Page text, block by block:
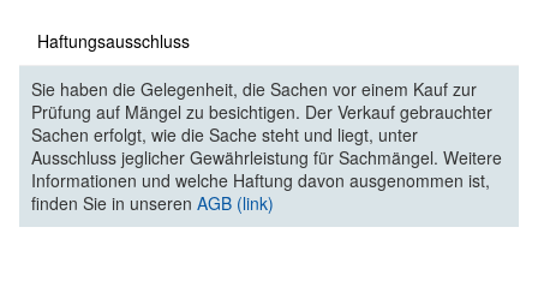
Haftungsausschluss
Sie haben die Gelegenheit, die Sachen vor einem Kauf zur
Prüfung auf Mängel zu besichtigen. Der Verkauf gebrauchter
Sachen erfolgt, wie die Sache steht und liegt, unter
Ausschluss jeglicher Gewährleistung für Sachmängel. Weitere
Informationen und welche Haftung davon ausgenommen ist,
finden Sie in unseren AGB (link)